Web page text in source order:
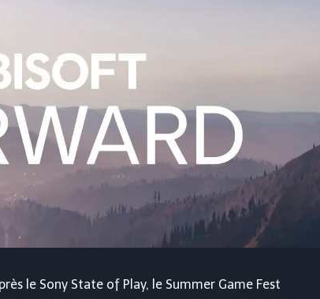
le Sony State of Play, le Summer Game Fest